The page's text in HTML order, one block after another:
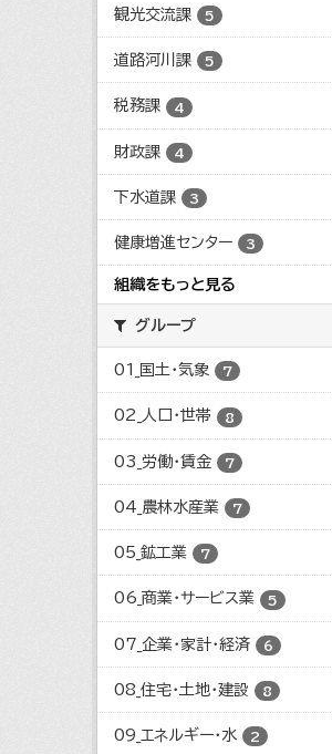
観光交流課 5
道路河川課 5
税務課 4
財政課 4
下水道課 3
健康増進センター 3
組織をもっと見る
グループ
01_国土・気象 7
02_人口・世帯 8
03_労働・賃金 7
04_農林水産業 7
05_鉱工業 7
06_商業・サービス業 5
07_企業・家計・経済 6
08_住宅・土地・建設 8
09_エネルギー・水 2